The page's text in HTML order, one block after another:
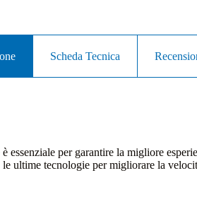
Scheda Tecnica
è essenziale per garantire la migliore
ultime tecnologie per migliorare la